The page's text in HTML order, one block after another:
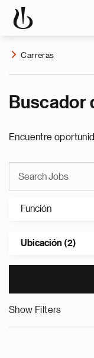
Carreras
Buscador
Encuentre
Función
Ubicación (2)
Show Filters